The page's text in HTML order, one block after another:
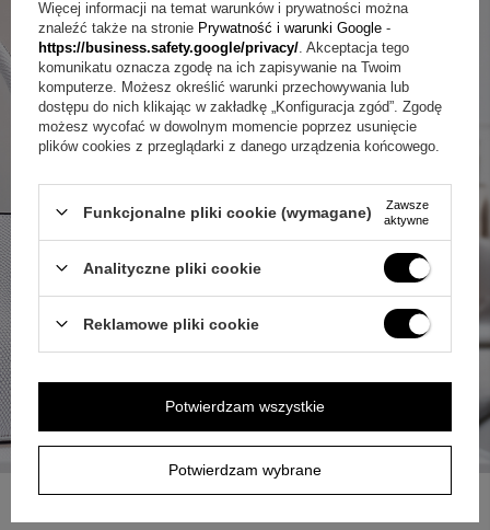
Więcej informacji na temat warunków i prywatności można
znaleźć także na stronie Prywatność i warunki Google -
https://business.safety.google/privacy/ . Akceptacja tego
komunikatu oznacza zgodę na ich zapisywanie na Twoim
komputerze. Możesz określić warunki przechowywania lub
dostępu do nich klikając w zakładkę „Konfiguracja zgód”. Zgodę
możesz wycofać w dowolnym momencie poprzez usunięcie
plików cookies z przeglądarki z danego urządzenia końcowego.
Funkcjonalne pliki cookie (wymagane)
Zawsze
aktywne
Analityczne pliki cookie
Reklamowe pliki cookie
Potwierdzam wybrane
Potwierdzam wszystkie